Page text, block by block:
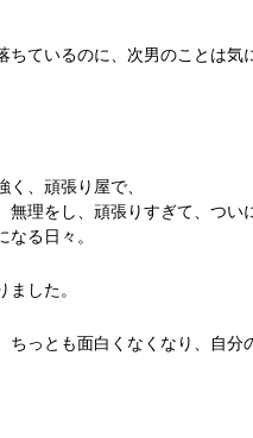
ちているのに、次男のことは気
、頑張り屋で、
無理をし、頑張りすぎて、つい
る日々。
した。
ちっとも面白くなくなり、自分